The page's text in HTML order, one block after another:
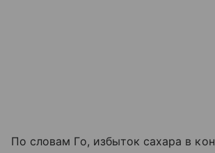
По словам Го, избыток сахара в